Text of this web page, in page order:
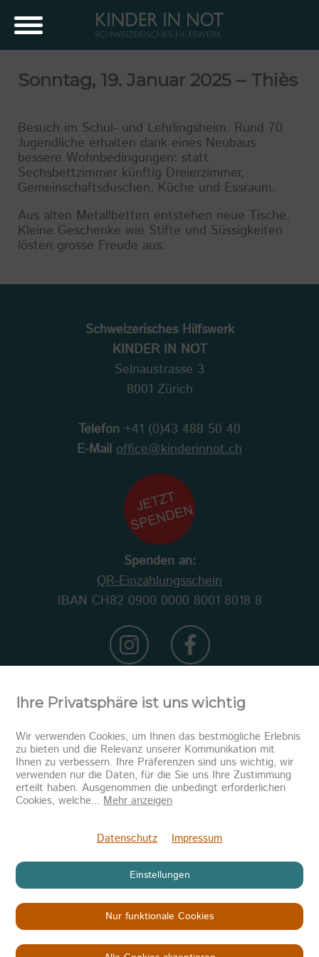
Sonntag, 19. Januar 2025 – Thiès
Besuch im Schul- und Lehrlingsheim. Rund 70
Jugendliche erhalten dank eines Neubaus
bessere Wohnbedingungen: statt
Sechsbettzimmer künftig Dreierzimmer,
Gemeinschaftsduschen, Küche und Essraum.
Aus alten Metallbetten entstehen neue Tische.
Kleine Geschenke wie Stifte und Süssigkeiten
lösten grosse Freude aus.
Schweizerisches Hilfswerk
KINDER IN NOT
Selnaustrasse 3
8001 Zürich
Telefon +41 (0)43 488 50 40
E-Mail office@kinderinnot.ch
Spenden an:
QR-Einzahlungsschein
IBAN CH82 0900 0000 8001 8018 8
Newsletter abonnieren
Copyright © 2026KINDER IN NOT
Datenschutz
Impressum AGB
Ihre Privatsphäre ist uns wichtig
Wir verwenden Cookies, um Ihnen das bestmögliche Erlebnis
zu bieten und die Relevanz unserer Kommunikation mit
Ihnen zu verbessern. Ihre Präferenzen sind uns wichtig, wir
verwenden nur die Daten, für die Sie uns Ihre Zustimmung
erteilt haben. Ausgenommen die unbedingt erforderlichen
Cookies, welche... Mehr anzeigen
Datenschutz Impressum
Einstellungen
Nur funktionale Cookies